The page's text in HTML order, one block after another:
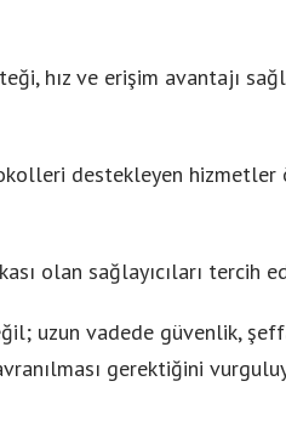
hız ve erişim avantajı
destekleyen hizmetler
olan sağlayıcıları tercih
uzun vadede güvenlik,
gerektiğini